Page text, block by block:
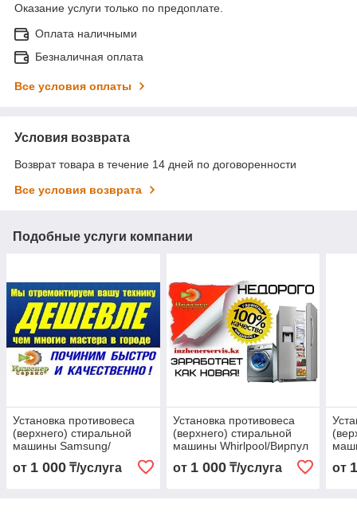
Оказание услуги только по предоплате.
Оплата наличными
Безналичная оплата
Все условия оплаты
Условия возврата
Возврат товара в течение 14 дней по договоренности
Все условия возврата
Подобные услуги компании
Установка противовеса
(верхнего) стиральной
машины Samsung/
от 1 000 ₸/услуга
Установка противовеса
(верхнего) стиральной
машины Whirlpool/Вирпул
от 1 000₸/услуга от